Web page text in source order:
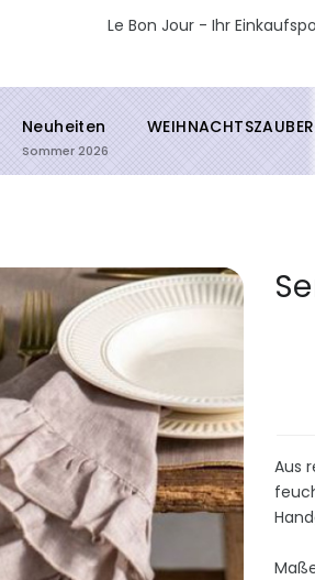
Le Bon Jour - Ihr
Neuheiten
Sommer 2026
Aus